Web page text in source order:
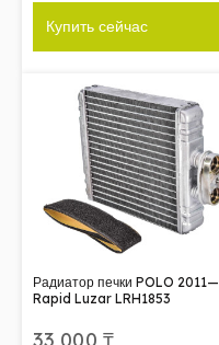
Купить сейчас
Радиатор печки POLO 2011—
Rapid Luzar LRH1853
33 000 ₸